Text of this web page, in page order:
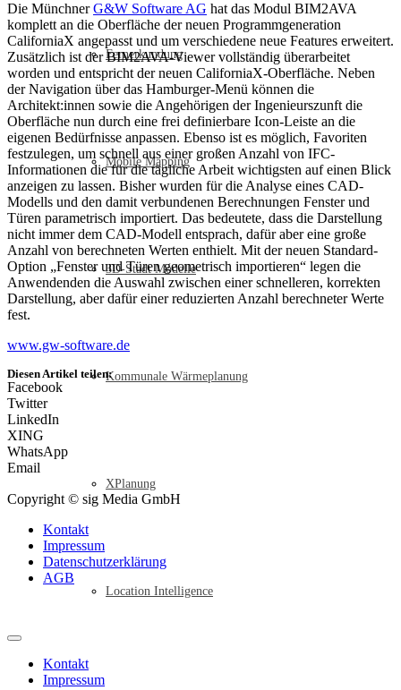
Fernerkundung
Mobile Mapping
3D-Stadt Modelle
Kommunale Wärmeplanung
XPlanung
Location Intelligence
Die MünchnerG&W Software AG hat das Modul BIM2AVA
komplett an die Oberfläche der neuen Programmgeneration
CaliforniaX angepasst und um verschiedene neue Features erweitert.
Zusätzlich ist der BIM2AVA-Viewer vollständig überarbeitet
worden und entspricht der neuen CaliforniaX-Oberfläche. Neben
der Navigation über das Hamburger-Menü können die
Architekt:innen sowie die Angehörigen der Ingenieurszunft die
Oberfläche nun durch eine frei definierbare Icon-Leiste an die
eigenen Bedürfnisse anpassen. Ebenso ist es möglich, Favoriten
festzulegen, um schnell aus einer großen Anzahl von IFC-
Informationen die für die tägliche Arbeit wichtigsten auf einen Blick
anzeigen zu lassen. Bisher wurden für die Analyse eines CAD-
Modells und den damit verbundenen Berechnungen Fenster und
Türen parametrisch importiert. Das bedeutete, dass die Darstellung
nicht immer dem CAD-Modell entsprach, dafür aber eine große
Anzahl von berechneten Werten enthielt. Mit der neuen Standard-
Option „Fenster und Türen geometrisch importieren“ legen die
Anwendenden die Auswahl zwischen einer schnelleren, korrekten
Darstellung, aber dafür einer reduzierten Anzahl berechneter Werte
fest.
www.gw-software.de
Diesen Artikel teilen:
Facebook
Twitter
LinkedIn
XING
WhatsApp
Email
Copyright © sig Media GmbH
Kontakt
Impressum
Datenschutzerklärung
AGB
Kontakt
Impressum